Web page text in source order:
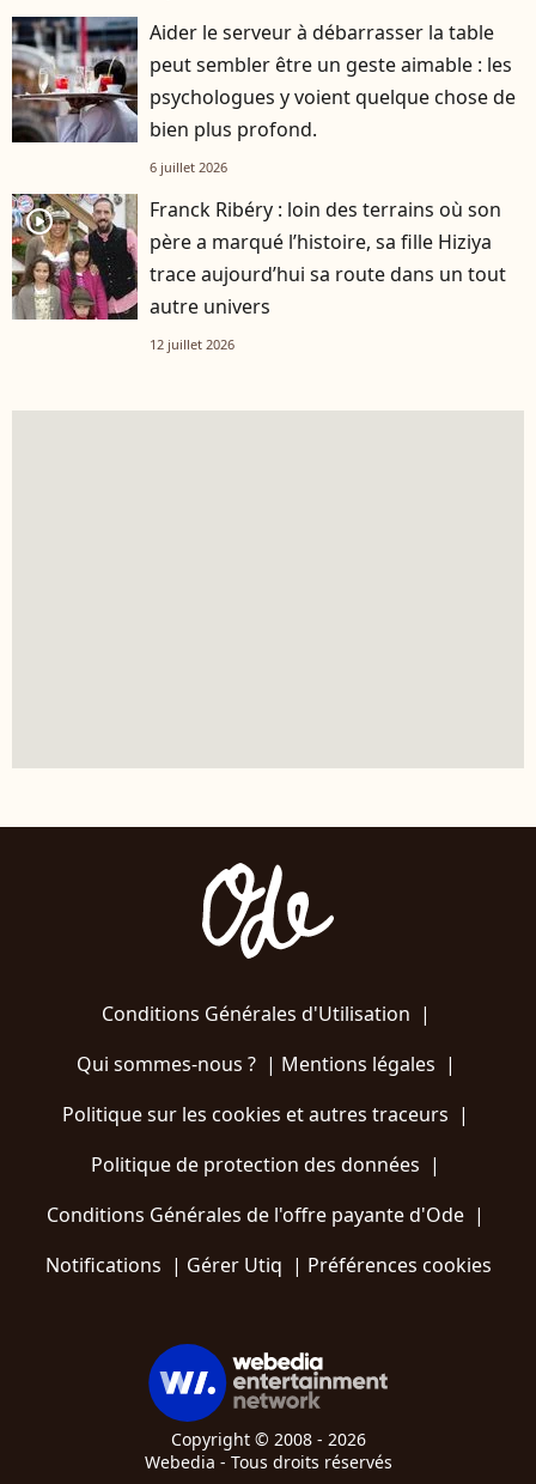
Aider le serveur à débarrasser la table
peut sembler être un geste aimable : les
psychologues y voient quelque chose de
bien plus profond.
6 juillet 2026
player2
Franck Ribéry : loin des terrains où son
père a marqué l’histoire, sa fille Hiziya
trace aujourd’hui sa route dans un tout
autre univers
12 juillet 2026
Conditions Générales d'Utilisation |
Qui sommes-nous ?| Mentions légales |
Politique sur les cookies et autres traceurs |
Politique de protection des données |
Conditions Générales de l'offre payante d'Ode |
Notifications | Gérer Utiq | Préférences cookies
Copyright © 2008 - 2026
Webedia - Tous droits réservés